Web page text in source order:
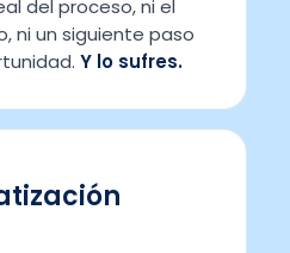
del proceso, ni el
ni un siguiente paso
Y lo sufres.